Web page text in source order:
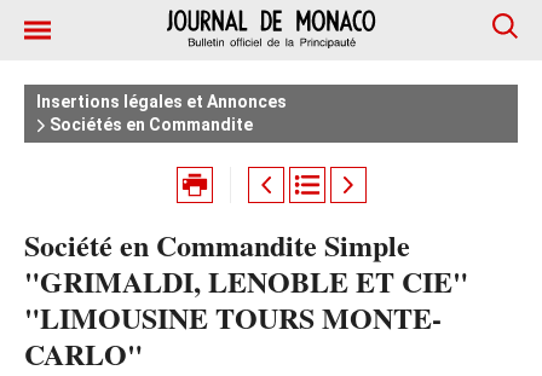
Insertions légales et Annonces
Sociétés en Commandite
Société en Commandite Simple
"GRIMALDI, LENOBLE ET CIE"
"LIMOUSINE TOURS MONTE-
CARLO"